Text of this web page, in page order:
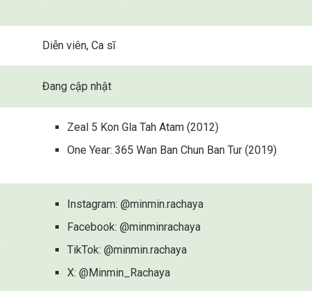
Diễn viên, Ca sĩ
Đang cập nhật
Zeal 5 Kon Gla Tah Atam (2012)
One Year: 365 Wan Ban Chun Ban Tur (2019)
Instagram: @minmin.rachaya
Facebook: @minminrachaya
TikTok: @minmin.rachaya
X: @Minmin_Rachaya